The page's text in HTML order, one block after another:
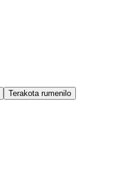
Terakota rumenilo